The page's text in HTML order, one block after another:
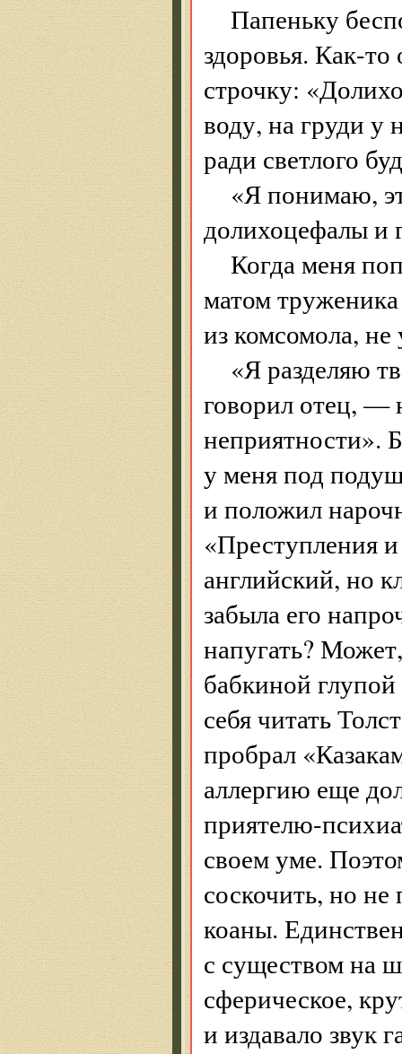
Папеньку
здоровья. Как-
строчку:
воду, на груди
ради светлого
«Я понимаю,
долихоцефалы и
Когда меня
матом
из комсомола,
«Я разделяю
говорил отец, —
неприятности».
у меня под
и положил
«Преступления
английский, но
забыла его
напугать?
бабкиной
себя читать
пробрал
аллергию еще
приятелю-
своем уме.
соскочить, но
коаны.
с существом на
сферическое,
и издавало звук